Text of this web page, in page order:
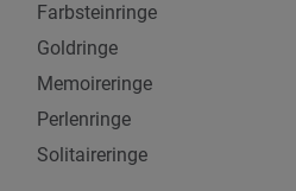
Farbsteinringe
Goldringe
Memoireringe
Perlenringe
Solitaireringe